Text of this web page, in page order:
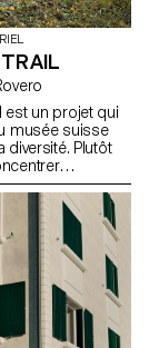
Rovero
est un projet qui
musée suisse
diversité. Plutôt
les grandes
le projet explore
aujourd’hui «
un pays qui
mille structures
l’une des plus
au monde.